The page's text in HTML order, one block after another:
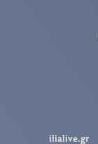
ilialive.gr